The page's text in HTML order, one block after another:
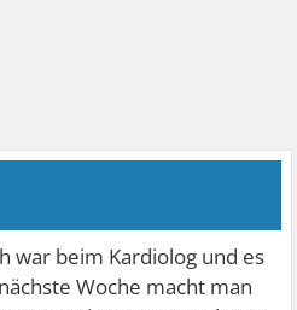
war beim Kardiolog und es
Woche macht man